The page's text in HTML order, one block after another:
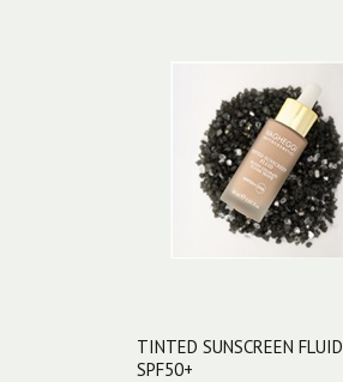
TINTED SUNSCREEN FLUID
SPF50+